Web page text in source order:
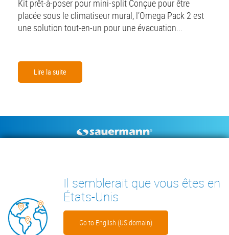
Kit prêt-à-poser pour mini-split Conçue pour être
placée sous le climatiseur mural, l’Omega Pack 2 est
une solution tout-en-un pour une évacuation...
Lire la suite
CENTRE DE RESSOURCES
INSIGHTS
Il semblerait que vous êtes en
États-Unis
Go to English (US domain)